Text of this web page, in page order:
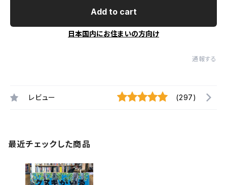
Add to cart
日本国内にお住まいの方向け
通報する
レビュー (297)
最近チェックした商品